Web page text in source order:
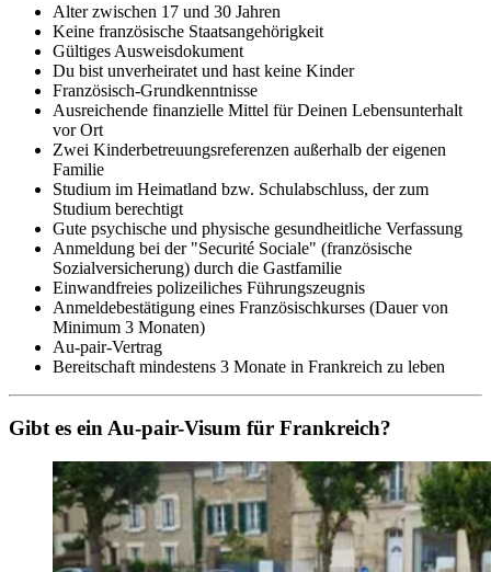
Alter zwischen 17 und 30 Jahren
Keine französische Staatsangehörigkeit
Gültiges Ausweisdokument
Du bist unverheiratet und hast keine Kinder
⁣Französisch-Grundkenntnisse
Ausreichende finanzielle Mittel für Deinen Lebensunterhalt
vor Ort
Zwei Kinderbetreuungsreferenzen außerhalb der eigenen
Familie
Studium im Heimatland bzw. Schulabschluss, der zum
Studium berechtigt
Gute psychische und physische gesundheitliche Verfassung
Anmeldung bei der "Securité Sociale" (französische
Sozialversicherung) durch die Gastfamilie
Einwandfreies polizeiliches Führungszeugnis
Anmeldebestätigung eines Französischkurses (Dauer von
Minimum 3 Monaten)
Au-pair-Vertrag
Bereitschaft mindestens 3 Monate in Frankreich zu leben
Gibt es ein Au-pair-Visum für Frankreich?